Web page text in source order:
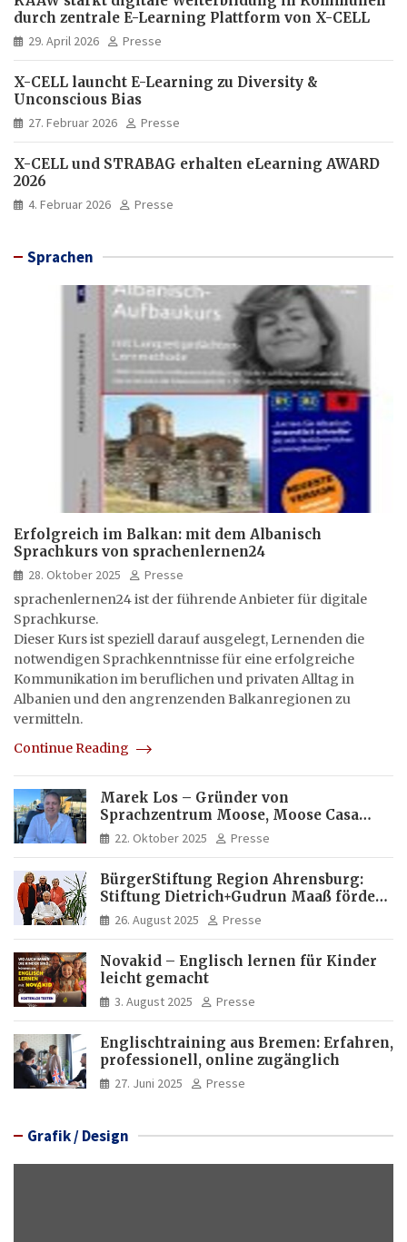
durch zentrale E-Learning Plattform von X-CELL
29. April 2026 Presse
X-CELL launcht E-Learning zu Diversity &
Unconscious Bias
27. Februar 2026 Presse
X-CELL und STRABAG erhalten eLearning AWARD
2026
4. Februar 2026 Presse
Sprachen
Erfolgreich im Balkan: mit dem Albanisch
Sprachkurs von sprachenlernen24
28. Oktober 2025
Presse
sprachenlernen24 ist der führende Anbieter für digitale
Sprachkurse.
Dieser Kurs ist speziell darauf ausgelegt, Lernenden die
notwendigen Sprachkenntnisse für eine erfolgreiche
Kommunikation im beruflichen und privaten Alltag in
Albanien und den angrenzenden Balkanregionen zu
vermitteln.
Continue Reading
Marek Los – Gründer von
Sprachzentrum Moose, Moose Casa
Italia und Apartamento Brasil |
Internationaler Experte für Bildung
22. Oktober 2025 Presse
BürgerStiftung Region Ahrensburg:
Stiftung Dietrich+Gudrun Maaß fördert
Deutschkenntnisse von Frauen
26. August 2025 Presse
Novakid – Englisch lernen für Kinder
leicht gemacht
3. August 2025 Presse
Englischtraining aus Bremen: Erfahren,
professionell, online zugänglich
27. Juni 2025 Presse
Grafik / Design